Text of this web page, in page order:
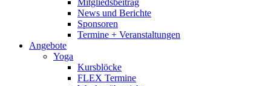
Mitgliedsbeitrag
News und Berichte
Sponsoren
Termine + Veranstaltungen
Angebote
Yoga
Kursblöcke
FLEX Termine